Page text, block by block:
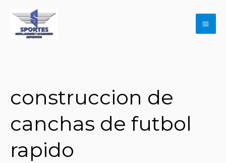
contenido
construccion de
canchas de futbol
rapido